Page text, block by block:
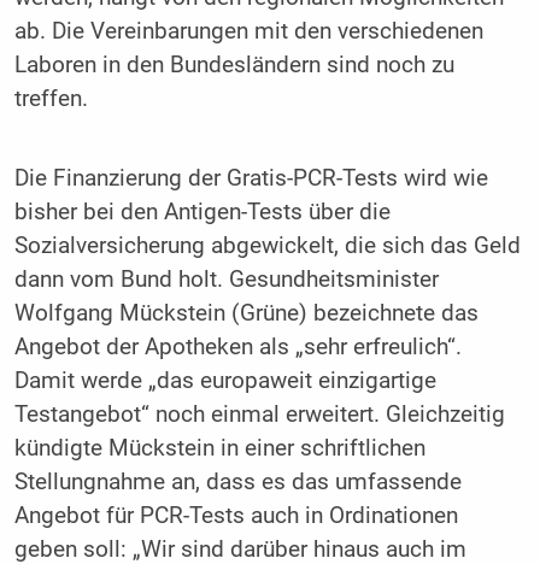
ab. Die Vereinbarungen mit den verschiedenen
Laboren in den Bundesländern sind noch zu
treffen.
Die Finanzierung der Gratis-PCR-Tests wird wie
bisher bei den Antigen-Tests über die
Sozialversicherung abgewickelt, die sich das Geld
dann vom Bund holt. Gesundheitsminister
Wolfgang Mückstein (Grüne) bezeichnete das
Angebot der Apotheken als „sehr erfreulich“.
Damit werde „das europaweit einzigartige
Testangebot“ noch einmal erweitert. Gleichzeitig
kündigte Mückstein in einer schriftlichen
Stellungnahme an, dass es das umfassende
Angebot für PCR-Tests auch in Ordinationen
geben soll: „Wir sind darüber hinaus auch im